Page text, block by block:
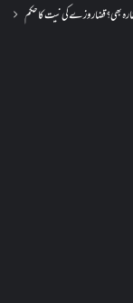
بھی؟ قضا روزے کی نیت کا حکم